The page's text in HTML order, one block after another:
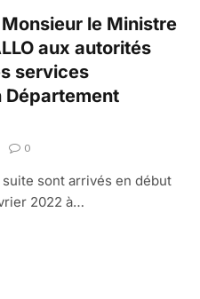
le Ministre
aux autorités
services
Département
0
sont arrivés en début
2022 à…